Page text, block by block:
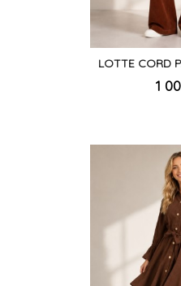
LOTTE CORD
Pris
1